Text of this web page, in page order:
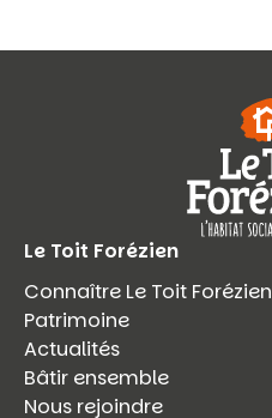
Le Toit Forézien
Connaître Le Toit Forézien
Patrimoine
Actualités
Bâtir ensemble
Nous rejoindre